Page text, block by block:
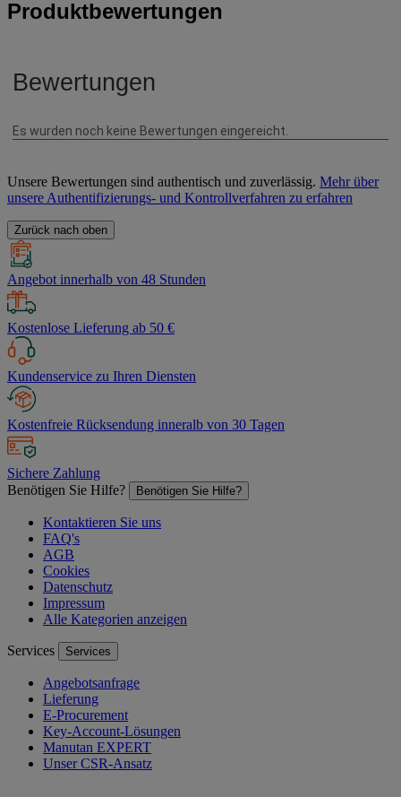
Produktbewertungen
Unsere Bewertungen sind authentisch und zuverlässig. Mehr über
unsere Authentifizierungs- und Kontrollverfahren zu erfahren
Zurück nach oben
Angebot innerhalb von 48 Stunden
Kostenlose Lieferung ab 50 €
Kundenservice zu Ihren Diensten
Kostenfreie Rücksendung inneralb von 30 Tagen
Sichere Zahlung
Benötigen Sie Hilfe?
Benötigen Sie Hilfe?
Kontaktieren Sie uns
FAQ's
AGB
Cookies
Datenschutz
Impressum
Alle Kategorien anzeigen
Services Services
Angebotsanfrage
Lieferung
E-Procurement
Key-Account-Lösungen
Manutan EXPERT
Unser CSR-Ansatz